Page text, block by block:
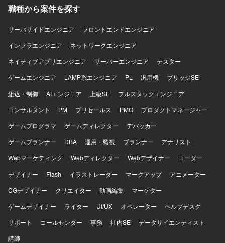
ールを活用した開発スキルも習得できるため、今後のキャ
リアの幅を広げられるポジションです。 【開発環境】 スト
アドプロシージャおよびSQLを中心としたDB開発環境に加
え、GeneXusなどのローコードツールを用いた開発環境と
なります。
職種から案件を探す
サーバサイドエンジニア
フロントエンドエンジニア
インフラエンジニア
ネットワークエンジニア
ネイティブアプリエンジニア
サーバーエンジニア
テスター
ゲームエンジニア
LAMP系エンジニア PL 汎用機
ブリッジSE
組込・制御
AIエンジニア 上級SE
フルスタックエンジニア
コンサルタント
PM プリセールス PMO
プロダクトマネージャー
ゲームプログラマ
ゲームディレクター
デバッカー
ゲームプランナー
DBA 運用・監視 プランナー
アナリスト
Webマーケティング
Webディレクター Webデザイナー
コーダー
デザイナー
Flash イラストレーター マークアップ
アニメーター
CGデザイナー
クリエイター 動画編集
マーケター
ゲームデザイナー
ライター UI/UX オペレーター
ヘルプデスク
サポート
コールセンター 事務 社内SE
データサイエンティスト
講師